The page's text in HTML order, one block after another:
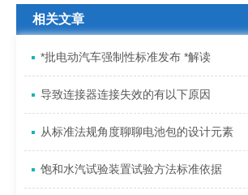
相关文章
*批电动汽车强制性标准发布 *解读
导致连接器连接失效的有以下原因
从标准法规角度聊聊电池包的设计元素
饱和水汽试验装置试验方法标准依据